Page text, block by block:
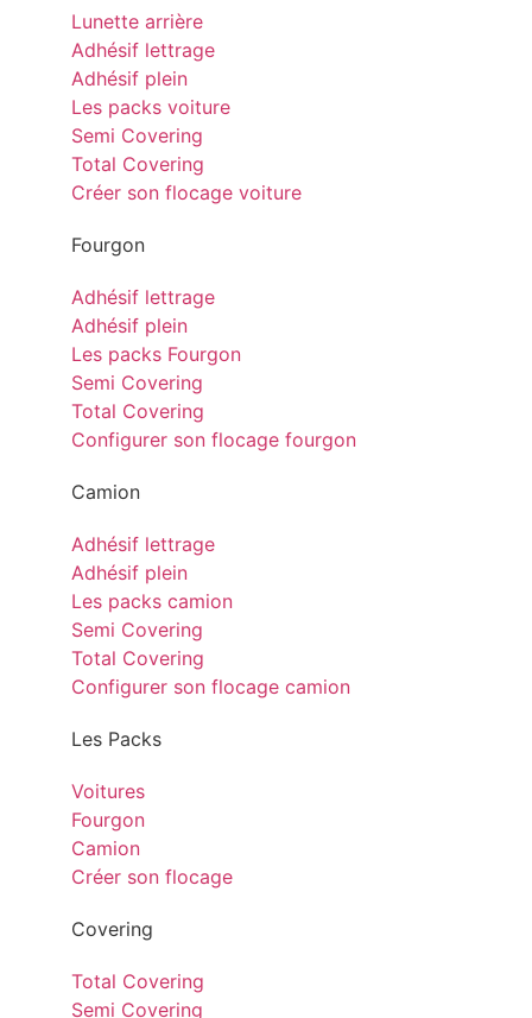
Lunette arrière
Adhésif lettrage
Adhésif plein
Les packs voiture
Semi Covering
Total Covering
Créer son flocage voiture
Fourgon
Adhésif lettrage
Adhésif plein
Les packs Fourgon
Semi Covering
Total Covering
Configurer son flocage fourgon
Camion
Adhésif lettrage
Adhésif plein
Les packs camion
Semi Covering
Total Covering
Configurer son flocage camion
Les Packs
Voitures
Fourgon
Camion
Créer son flocage
Covering
Total Covering
Semi Covering